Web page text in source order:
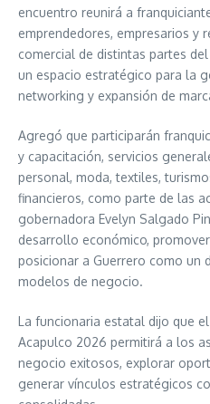
encuentro reunirá a
emprendedores, empresarios y
comercial de distintas partes
un espacio estratégico para la
networking y expansión de
Agregó que participarán
y capacitación, servicios
personal, moda, textiles,
financieros, como parte de las
gobernadora Evelyn Salgado
desarrollo económico,
posicionar a Guerrero como un
modelos de negocio.
La funcionaria estatal dijo que
Acapulco 2026 permitirá a los
negocio exitosos, explorar
generar vínculos estratégicos